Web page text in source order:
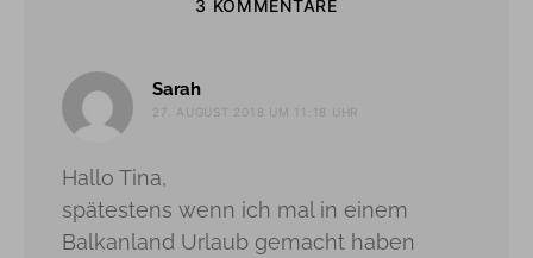
3 KOMMENTARE
Sarah
27. AUGUST 2018 UM 11:18 UHR
Hallo Tina,
spätestens wenn ich mal in einem
Balkanland Urlaub gemacht haben